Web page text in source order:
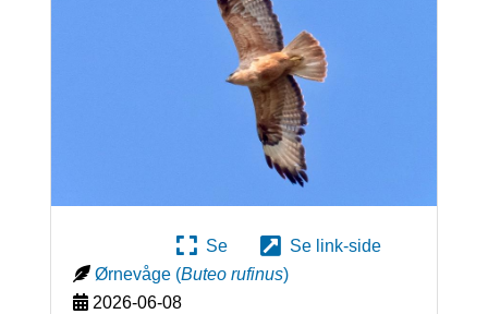
Se
Se link-side
Ørnevåge (Buteo rufinus)
2026-06-08